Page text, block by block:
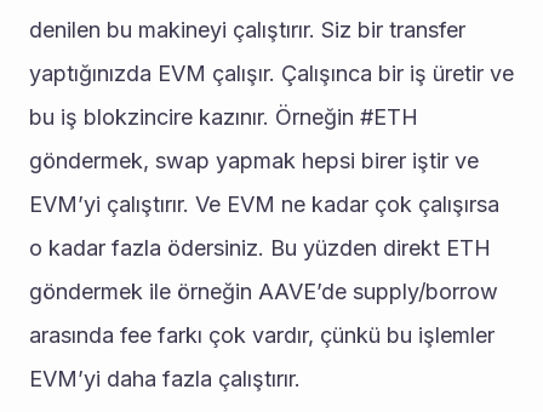
denilen bu makineyi çalıştırır. Siz bir transfer
yaptığınızda EVM çalışır. Çalışınca bir iş üretir ve
bu iş blokzincire kazınır. Örneğin #ETH
göndermek, swap yapmak hepsi birer iştir ve
EVM’yi çalıştırır. Ve EVM ne kadar çok çalışırsa
o kadar fazla ödersiniz. Bu yüzden direkt ETH
göndermek ile örneğin AAVE’de supply/borrow
arasında fee farkı çok vardır, çünkü bu işlemler
EVM’yi daha fazla çalıştırır.